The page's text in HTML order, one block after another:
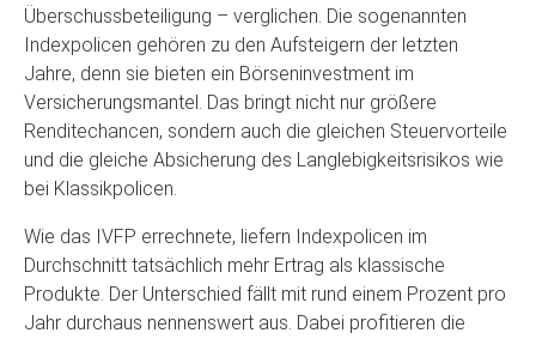
Überschussbeteiligung – verglichen. Die sogenannten
Indexpolicen gehören zu den Aufsteigern der letzten
Jahre, denn sie bieten ein Börseninvestment im
Versicherungsmantel. Das bringt nicht nur größere
Renditechancen, sondern auch die gleichen Steuervorteile
und die gleiche Absicherung des Langlebigkeitsrisikos wie
bei Klassikpolicen.
Wie das IVFP errechnete, liefern Indexpolicen im
Durchschnitt tatsächlich mehr Ertrag als klassische
Produkte. Der Unterschied fällt mit rund einem Prozent pro
Jahr durchaus nennenswert aus. Dabei profitieren die